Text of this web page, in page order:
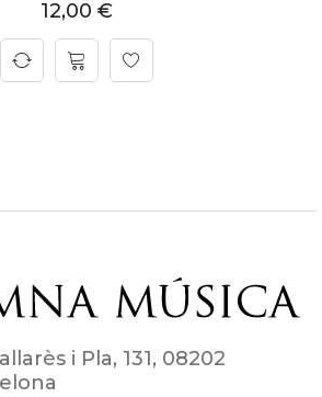
12,00 €
i Pla, 131, 08202